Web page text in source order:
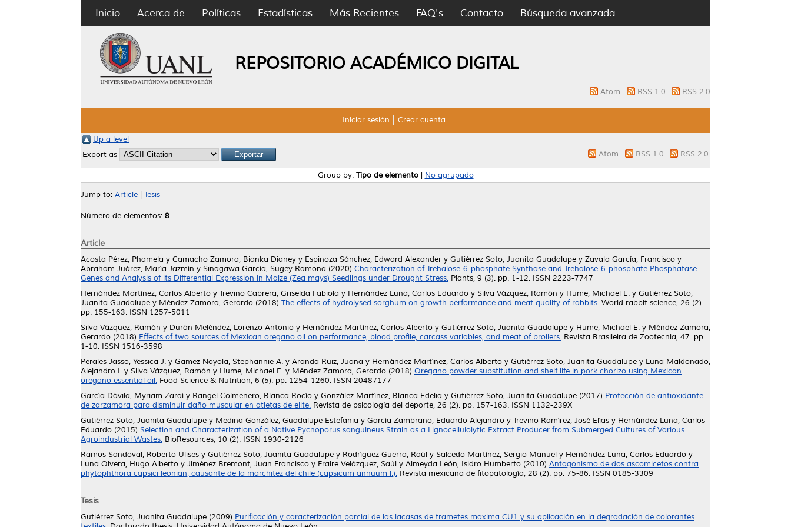
Inicio Acerca de Políticas Estadísticas Más Recientes FAQ's Contacto Búsqueda avanzada
REPOSITORIO ACADÉMICO DIGITAL
Atom RSS 1.0 RSS 2.0
Iniciar sesión Crear cuenta
Up a level
Export as
Atom RSS 1.0 RSS 2.0
Group by: Tipo de elemento| No agrupado
Jump to: Article Tesis
Número de elementos: 8.
Article
Acosta Pérez, Phamela y Camacho Zamora, Bianka Dianey y Espinoza Sánchez, Edward Alexander y Gutiérrez Soto, Juanita Guadalupe y Zavala García, Francisco y
Abraham Juárez, María Jazmín y Sinagawa García, Sugey Ramona (2020) Characterization of Trehalose-6-phosphate Synthase and Trehalose-6-phosphate Phosphatase
Genes and Analysis of its Differential Expression in Maize (Zea mays) Seedlings under Drought Stress. Plants, 9 (3). pp. 1-12. ISSN 2223-7747
Hernández Martínez, Carlos Alberto y Treviño Cabrera, Griselda Fabiola y Hernández Luna, Carlos Eduardo y Silva Vázquez, Ramón y Hume, Michael E. y Gutiérrez Soto,
Juanita Guadalupe y Méndez Zamora, Gerardo (2018) The effects of hydrolysed sorghum on growth performance and meat quality of rabbits. World rabbit science, 26 (2).
pp. 155-163. ISSN 1257-5011
Silva Vázquez, Ramón y Durán Meléndez, Lorenzo Antonio y Hernández Martínez, Carlos Alberto y Gutiérrez Soto, Juanita Guadalupe y Hume, Michael E. y Méndez Zamora,
Gerardo (2018) Effects of two sources of Mexican oregano oil on performance, blood profile, carcass variables, and meat of broilers. Revista Brasileira de Zootecnia, 47. pp.
1-10. ISSN 1516-3598
Perales Jasso, Yessica J. y Gamez Noyola, Stephannie A. y Aranda Ruiz, Juana y Hernández Martínez, Carlos Alberto y Gutiérrez Soto, Juanita Guadalupe y Luna Maldonado,
Alejandro I. y Silva Vázquez, Ramón y Hume, Michael E. y Méndez Zamora, Gerardo (2018) Oregano powder substitution and shelf life in pork chorizo using Mexican
oregano essential oil. Food Science & Nutrition, 6 (5). pp. 1254-1260. ISSN 20487177
García Dávila, Myriam Zaraí y Rangel Colmenero, Blanca Rocío y González Martínez, Blanca Edelia y Gutiérrez Soto, Juanita Guadalupe (2017) Protección de antioxidante
de zarzamora para disminuir daño muscular en atletas de elite. Revista de psicología del deporte, 26 (2). pp. 157-163. ISSN 1132-239X
Gutiérrez Soto, Juanita Guadalupe y Medina González, Guadalupe Estefania y García Zambrano, Eduardo Alejandro y Treviño Ramírez, José Elías y Hernández Luna, Carlos
Eduardo (2015) Selection and Characterization of a Native Pycnoporus sanguineus Strain as a Lignocellulolytic Extract Producer from Submerged Cultures of Various
Agroindustrial Wastes. BioResources, 10 (2). ISSN 1930-2126
Ramos Sandoval, Roberto Ulises y Gutiérrez Soto, Juanita Guadalupe y Rodríguez Guerra, Raúl y Salcedo Martínez, Sergio Manuel y Hernández Luna, Carlos Eduardo y
Luna Olvera, Hugo Alberto y Jiménez Bremont, Juan Francisco y Fraire Velázquez, Saúl y Almeyda León, Isidro Humberto (2010) Antagonismo de dos ascomicetos contra
phytophthora capsici leonian, causante de la marchitez del chile (capsicum annuum l.). Revista mexicana de fitopatología, 28 (2). pp. 75-86. ISSN 0185-3309
Tesis
Gutiérrez Soto, Juanita Guadalupe (2009) Purificación y caracterización parcial de las lacasas de trametes maxima CU1 y su aplicación en la degradación de colorantes